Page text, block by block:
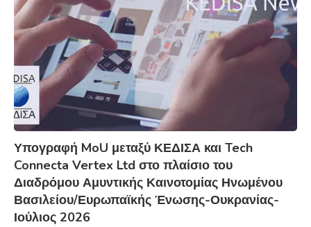
Υπογραφή MoU μεταξύ ΚΕΔΙΣΑ και Tech
Connecta Vertex Ltd στο πλαίσιο του
Διαδρόμου Αμυντικής Καινοτομίας Ηνωμένου
Βασιλείου/Ευρωπαϊκής Ένωσης-Ουκρανίας-
Ιούλιος 2026